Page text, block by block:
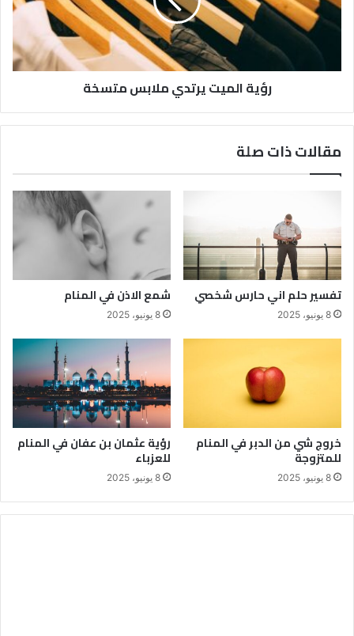
رؤية الميت يرتدي ملابس متسخة
مقالات ذات صلة
تفسير حلم اني حارس شخصي
8 يونيو، 2025
شمع الاذن في المنام
8 يونيو، 2025
خروج شي من الدبر في المنام
للمتزوجة
8 يونيو، 2025
رؤية عثمان بن عفان في المنام
للعزباء
8 يونيو، 2025